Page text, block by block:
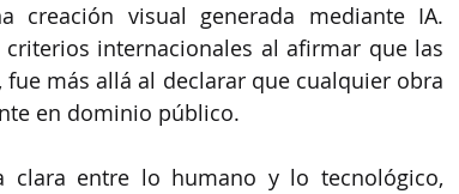
creación visual generada mediante IA.
internacionales al afirmar que las
más allá al declarar que cualquier obra
en dominio público.
clara entre lo humano y lo tecnológico,